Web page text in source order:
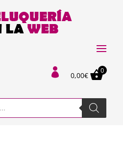
 0,00€
0